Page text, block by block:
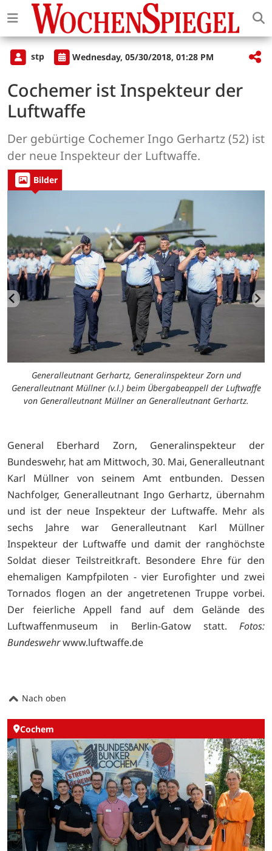
stp Wednesday, 05/30/2018, 01:28 PM
Cochemer ist Inspekteur der
Luftwaffe
Der gebürtige Cochemer Ingo Gerhartz (52) ist
der neue Inspekteur der Luftwaffe.
Bilder
Generalleutnant Gerhartz, Generalinspekteur Zorn und
Generalleutnant Müllner (v.l.) beim Übergabeappell der Luftwaffe
von Generalleutnant Müllner an Generalleutnant Gerhartz.
General Eberhard Zorn, Generalinspekteur der
Bundeswehr, hat am Mittwoch, 30. Mai, Generalleutnant
Karl Müllner von seinem Amt entbunden. Dessen
Nachfolger, Generalleutnant Ingo Gerhartz, übernahm
und ist der neue Inspekteur der Luftwaffe. Mehr als
sechs Jahre war Generalleutnant Karl Müllner
Inspekteur der Luftwaffe und damit der ranghöchste
Soldat dieser Teilstreitkraft. Besondere Ehre für den
ehemaligen Kampfpiloten - vier Eurofighter und zwei
Tornados flogen an der angetretenen Truppe vorbei.
Der feierliche Appell fand auf dem Gelände des
Luftwaffenmuseum in Berlin-Gatow statt. Fotos:
Bundeswehrwww.luftwaffe.de
Nach oben
Cochem